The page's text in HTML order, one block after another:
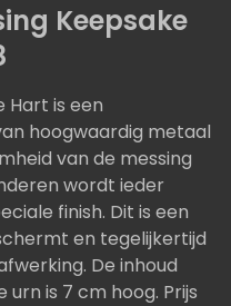
Keepsake
Hart is een
hoogwaardig metaal
van de messing
wordt ieder
finish. Dit is een
en tegelijkertijd
De inhoud
urn is 7 cm hoog. Prijs